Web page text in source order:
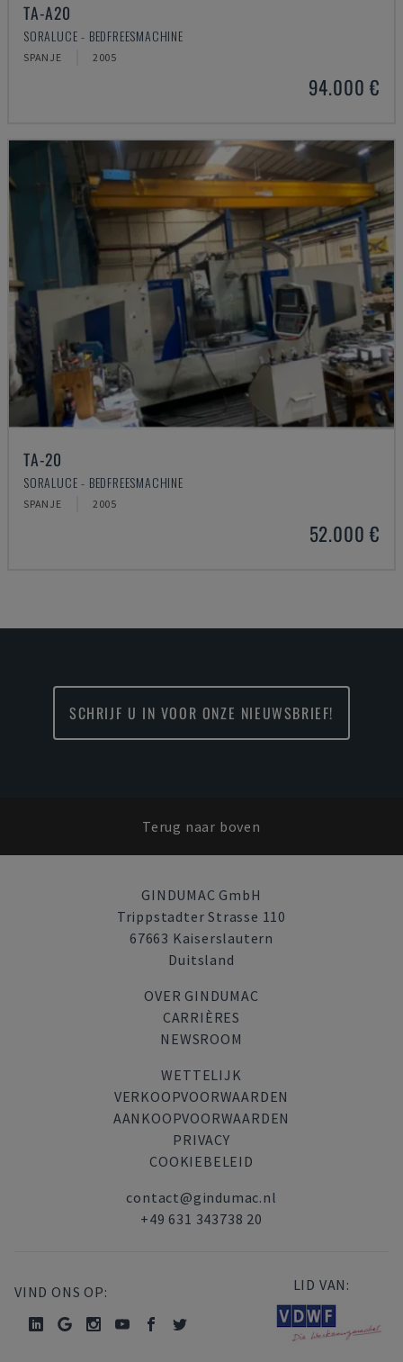
TA-A20
SORALUCE - BEDFREESMACHINE
SPANJE 2005
94.000 €
TA-20
SORALUCE - BEDFREESMACHINE
SPANJE 2005
52.000 €
SCHRIJF U IN VOOR ONZE NIEUWSBRIEF!
Terug naar boven
GINDUMAC GmbH
Trippstadter Strasse 110
67663 Kaiserslautern
Duitsland
OVER GINDUMAC
CARRIÈRES
NEWSROOM
WETTELIJK
VERKOOPVOORWAARDEN
AANKOOPVOORWAARDEN
PRIVACY
COOKIEBELEID
contact@gindumac.nl
+49 631 343738 20
VIND ONS OP: LID VAN: